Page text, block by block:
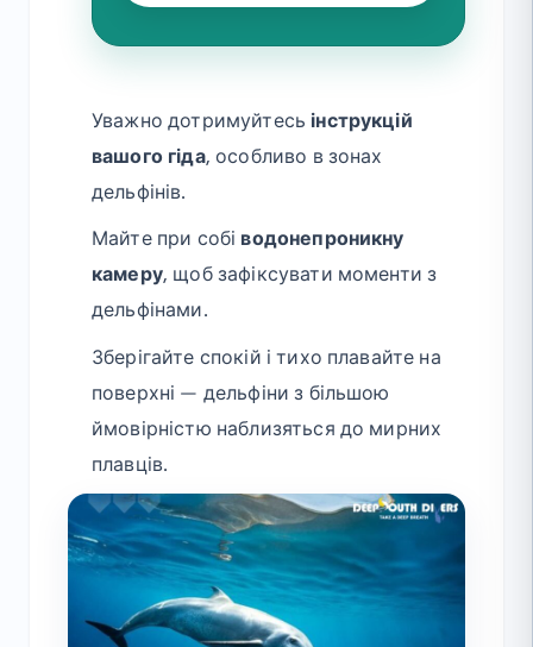
Уважно дотримуйтесь інструкцій
вашого гіда, особливо в зонах
дельфінів.
Майте при собі водонепроникну
камеру, щоб зафіксувати моменти з
дельфінами.
Зберігайте спокій і тихо плавайте на
поверхні — дельфіни з більшою
ймовірністю наблизяться до мирних
плавців.